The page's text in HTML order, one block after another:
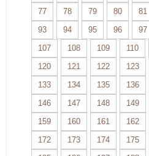
77
78 79 80 81
93
94 95 96 97
107
108 109 110
120
121 122 123
133
134 135 136
146
147 148 149
159
160 161 162
172
173 174 175